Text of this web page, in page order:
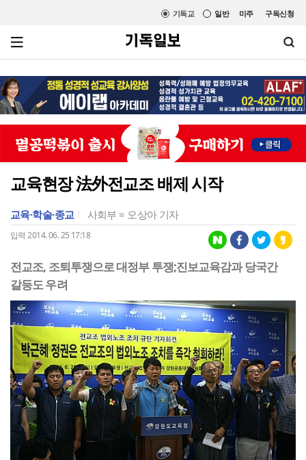
미주 구독신청
일반
기독교
교육현장 法外전교조 배제 시작
교육·학술·종교 사회부 = 오상아 기자
입력 2014. 06. 25 17:18
전교조, 조퇴투쟁으로 대정부 투쟁;진보교육감과 당국간
갈등도 우려